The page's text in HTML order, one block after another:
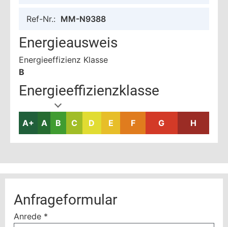
Ref-Nr.: MM-N9388
Energieausweis
Energieeffizienz Klasse
B
Energieeffizienzklasse
A+ A B C D E F G H
Anfrageformular
Anrede *